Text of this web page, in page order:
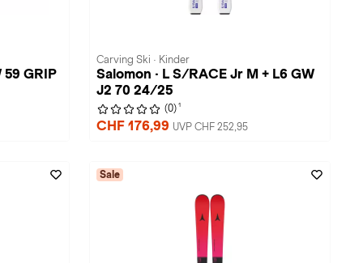
59 GRIP
Carving Ski · Kinder
Salomon · L S/RACE Jr M + L6 GW
J2 70 24/25
(0) 1
CHF 176,99 UVP CHF 252,95
Sale